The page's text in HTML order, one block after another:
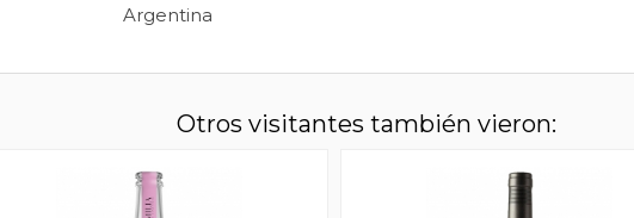
Argentina
Otros visitantes también vieron: